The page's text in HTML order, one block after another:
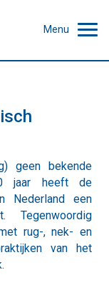
Menu
geen bekende
jaar heeft de
Nederland een
Tegenwoordig
rug-, nek- en
van het